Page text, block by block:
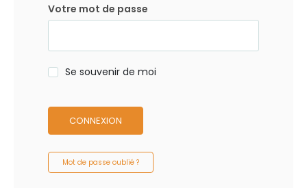
Votre mot de passe
Se souvenir de moi
CONNEXION
Mot de passe oublié ?